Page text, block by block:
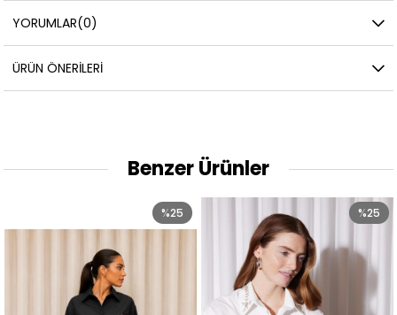
YORUMLAR(0)
ÜRÜN ÖNERILERI
Benzer Ürünler
%25 %25